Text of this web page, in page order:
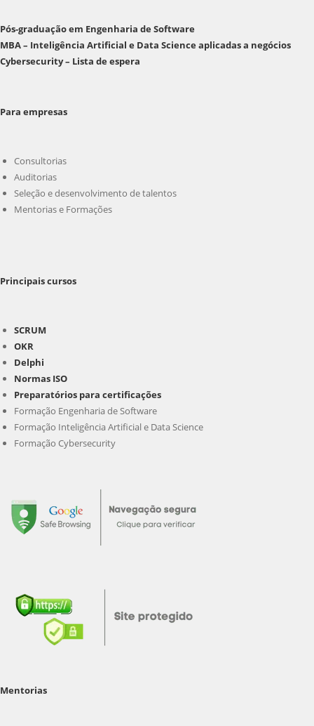
Pós-graduação em Engenharia de Software
MBA – Inteligência Artificial e Data Science aplicadas a negócios
Cybersecurity – Lista de espera
Para empresas
Consultorias
Auditorias
Seleção e desenvolvimento de talentos
Mentorias e Formações
Principais cursos
SCRUM
OKR
Delphi
Normas ISO
Preparatórios para certificações
Formação Engenharia de Software
Formação Inteligência Artificial e Data Science
Formação Cybersecurity
Mentorias